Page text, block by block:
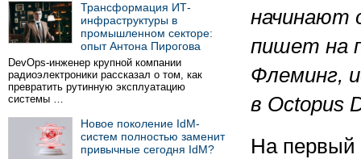
Трансформация ИТ-
инфраструктуры в
промышленном секторе:
опыт Антона Пирогова
DevOps-инженер крупной компании
радиоэлектроники рассказал о том, как
превратить рутинную эксплуатацию
системы …
Новое поколение IdM-
систем полностью заменит
привычные сегодня IdM?
начинают
пишет на
Флеминг,
в Octopus
На первый